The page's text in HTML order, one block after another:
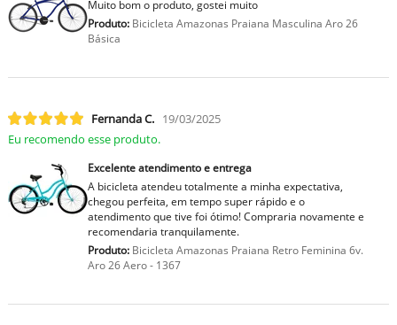
Muito bom o produto, gostei muito
Produto:Bicicleta Amazonas Praiana Masculina Aro 26
Básica
Fernanda C. 19/03/2025
Eu recomendo esse produto.
Excelente atendimento e entrega
A bicicleta atendeu totalmente a minha expectativa,
chegou perfeita, em tempo super rápido e o
atendimento que tive foi ótimo! Compraria novamente e
recomendaria tranquilamente.
Produto:Bicicleta Amazonas Praiana Retro Feminina 6v.
Aro 26 Aero - 1367